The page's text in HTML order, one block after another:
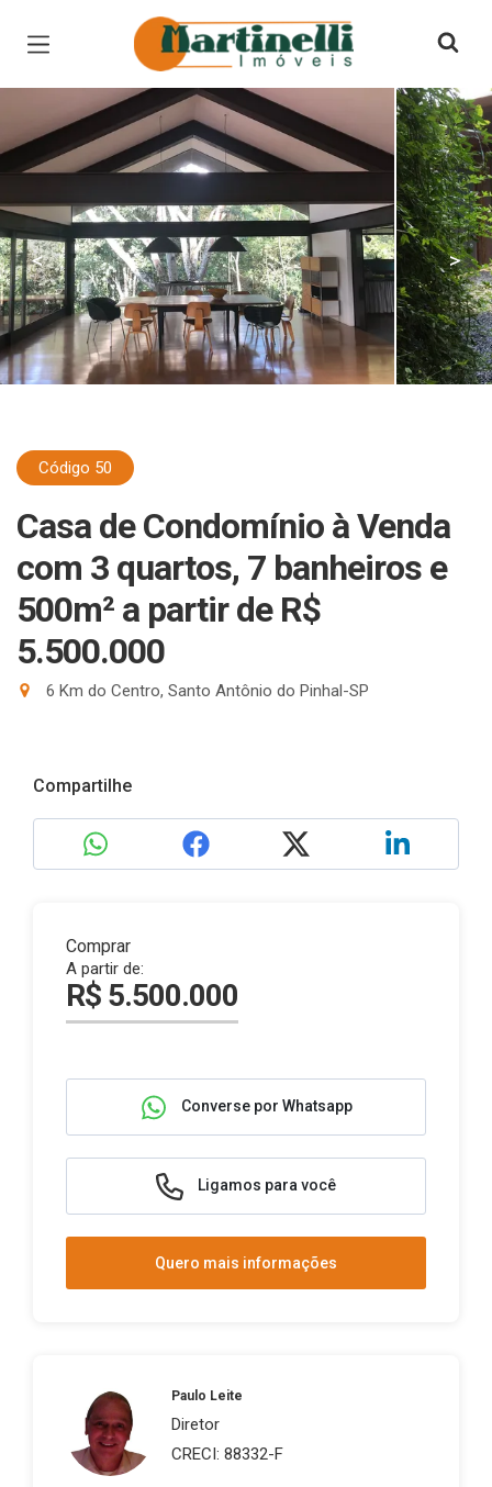
Página inicial
< >
Código 50
Casa de Condomínio à Venda
com 3 quartos, 7 banheiros e
500m² a partir de R$
5.500.000
6 Km do Centro, Santo Antônio do Pinhal-SP
Compartilhe
Comprar
A partir de:
R$ 5.500.000
Converse por Whatsapp
Ligamos para você
Quero mais informações
Paulo Leite
Diretor
CRECI: 88332-F